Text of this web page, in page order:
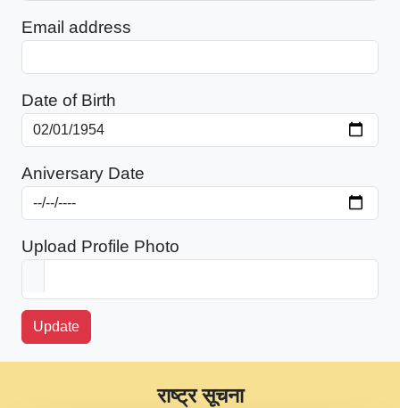
Email address
Date of Birth
Aniversary Date
Upload Profile Photo
Update
राष्ट्र सूचना